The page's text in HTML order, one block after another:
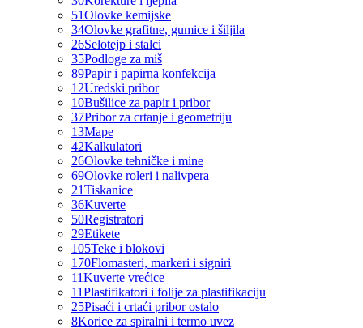
51Olovke kemijske
34Olovke grafitne, gumice i šiljila
26Selotejp i stalci
35Podloge za miš
89Papir i papirna konfekcija
12Uredski pribor
10Bušilice za papir i pribor
37Pribor za crtanje i geometriju
13Mape
42Kalkulatori
26Olovke tehničke i mine
69Olovke roleri i nalivpera
21Tiskanice
36Kuverte
50Registratori
29Etikete
105Teke i blokovi
170Flomasteri, markeri i signiri
11Kuverte vrećice
11Plastifikatori i folije za plastifikaciju
25Pisaći i crtaći pribor ostalo
8Korice za spiralni i termo uvez